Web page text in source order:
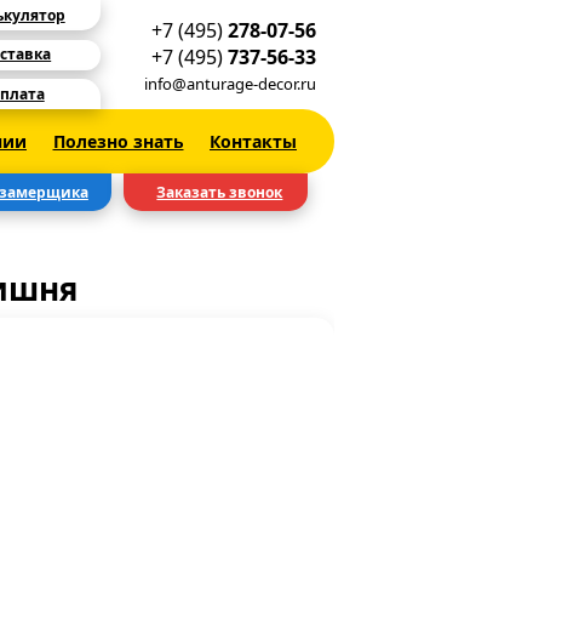
+7 (495)278-07-56
+7 (495)737-56-33
info@anturage-decor.ru
Полезно знать Контакты
Заказать звонок